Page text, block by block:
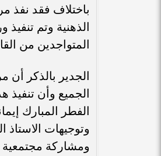
باختلاف فقد نفذ
الذهنية وتم
المتواجدين من
الجدير بالذكر أن
الجميع وأن تنفيذ
الفطر المبارك
وتوجيهات
ومشاركة مجتمعية